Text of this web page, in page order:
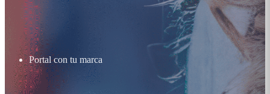
Portal con tu marca